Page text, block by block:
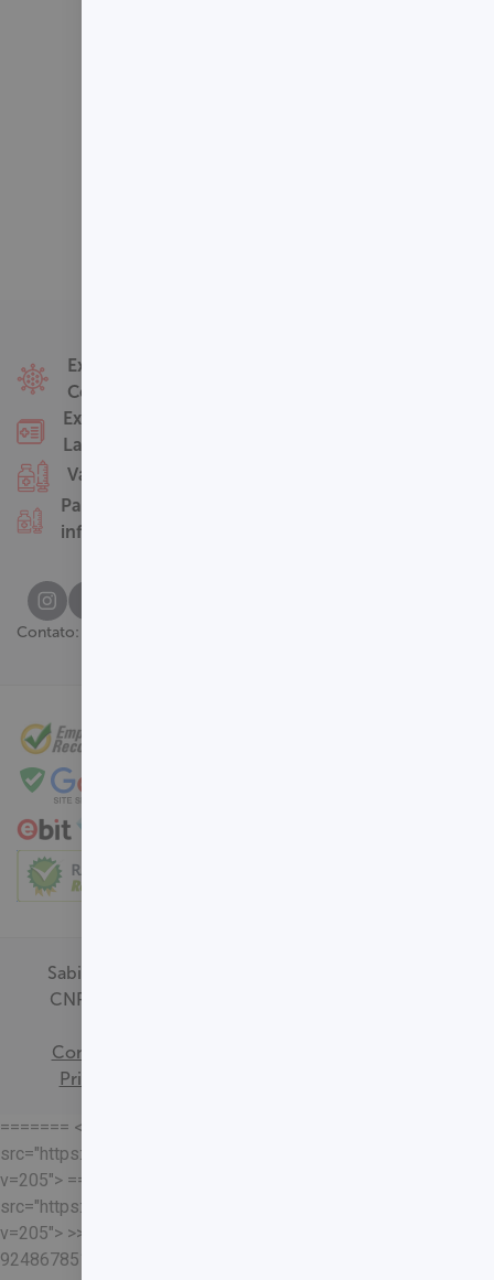
Exames
Covid-19
Exames
Laboratoriais
Vacinas
Pacotes
infantis
Contato:
Sabin Medicina Diagnóstica -
CNPJ - 00.718.528/0001-09
Consentimento
Privacidade
======= <<<<<<< HEAD
src="https://loja.sabin.com.br//skin/frontend/sabin/default/
v=205"> =======
src="https://loja.sabin.com.br//skin/frontend/sabin/default/
v=205"> >>>>>>>
92486785178204652eaf37adafb13ec7f5401a93